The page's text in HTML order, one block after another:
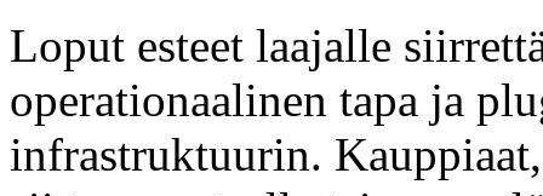
Loput esteet laajalle
operationaalinen tapa ja
infrastruktuurin.